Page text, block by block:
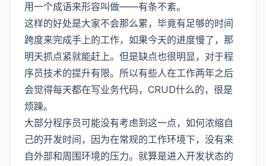
用一个成语来形容叫做——有条不紊。
这样的好处是大家不会那么累，毕竟有足够的时间
跨度来完成手上的工作，如果今天的进度慢了，那
明天抓点紧就能赶上。但是缺点也很明显，对于程
序员技术的提升有限。所以有些人在工作两年之后
会觉得每天都在写业务代码，CRUD什么的，很是
烦躁。
大部分程序员可能没有考虑到这一点，如何浓缩自
己的开发时间，因为在常规的工作环境下，没有来
自外部和周围环境的压力。就算是进入开发状态的